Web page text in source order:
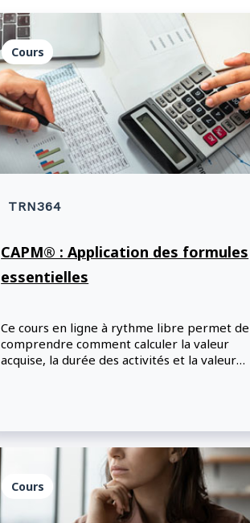
Cours
TRN364
CAPM® : Application des formules
essentielles
Ce cours en ligne à rythme libre permet de
comprendre comment calculer la valeur
acquise, la durée des activités et la valeur
Cours